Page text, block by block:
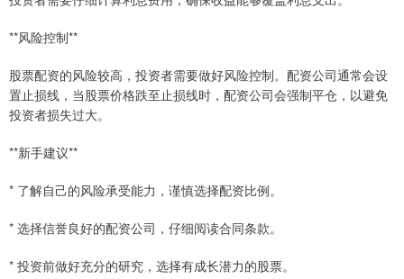
**风险控制**
股票配资的风险较高，投资者需要做好风险控制。配资公司通常会设
置止损线，当股票价格跌至止损线时，配资公司会强制平仓，以避免
投资者损失过大。
**新手建议**
* 了解自己的风险承受能力，谨慎选择配资比例。
* 选择信誉良好的配资公司，仔细阅读合同条款。
* 投资前做好充分的研究，选择有成长潜力的股票。